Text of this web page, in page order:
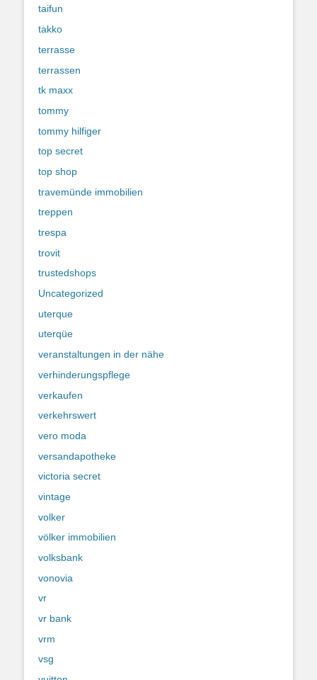
taifun
takko
terrasse
terrassen
tk maxx
tommy
tommy hilfiger
top secret
top shop
travemünde immobilien
treppen
trespa
trovit
trustedshops
Uncategorized
uterque
uterqüe
veranstaltungen in der nähe
verhinderungspflege
verkaufen
verkehrswert
vero moda
versandapotheke
victoria secret
vintage
volker
völker immobilien
volksbank
vonovia
vr
vr bank
vrm
vsg